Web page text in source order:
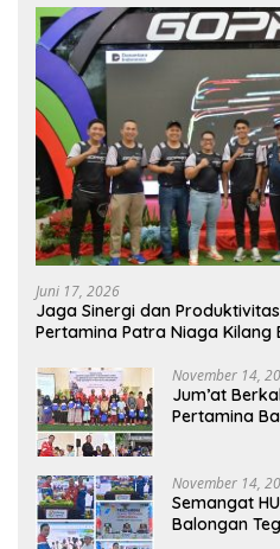
Juni 17, 2026
Jaga Sinergi dan
Pertamina Patra Niaga
November 14,
Jum’at
Pertamina
November 14,
Semangat
Balongan